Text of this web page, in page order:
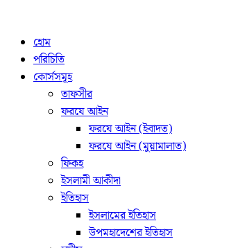
হোম
পরিচিতি
কোর্সসমূহ
তাফসীর
ফরযে আইন
ফরযে আইন (ইবাদত)
ফরযে আইন (মুয়ামালাত)
ফিকহ
ইসলামী আকীদা
ইতিহাস
ইসলামের ইতিহাস
উপমহাদেশের ইতিহাস